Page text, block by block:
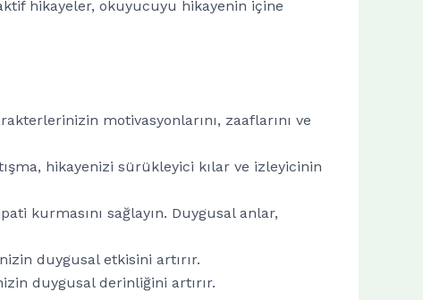
hikayeler, okuyucuyu hikayenin içine
motivasyonlarını, zaaflarını ve
hikayenizi sürükleyici kılar ve izleyicinin
kurmasını sağlayın. Duygusal anlar,
duygusal etkisini artırır.
duygusal derinliğini artırır.